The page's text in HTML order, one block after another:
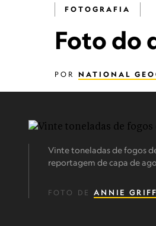
FOTOGRAFIA
Foto do
POR NATIONAL
Vinte toneladas de fogos
reportagem de capa de
FOTO DE ANNIE